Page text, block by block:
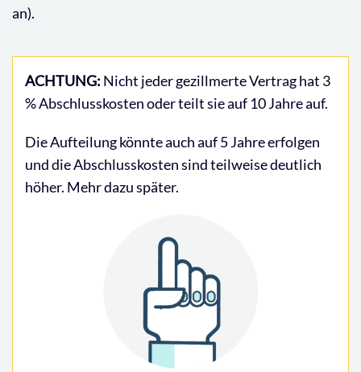
an).
ACHTUNG: Nicht jeder gezillmerte Vertrag hat 3
% Abschlusskosten oder teilt sie auf 10 Jahre auf.
Die Aufteilung könnte auch auf 5 Jahre erfolgen
und die Abschlusskosten sind teilweise deutlich
höher. Mehr dazu später.